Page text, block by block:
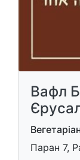
Вафл
Паран 7,